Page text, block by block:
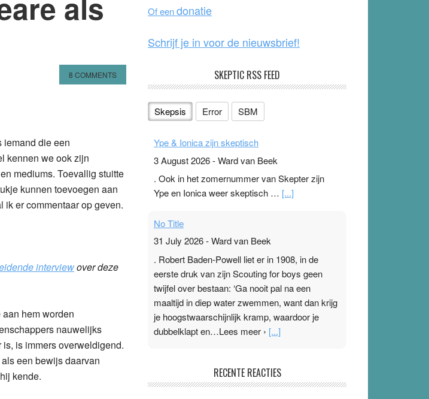
8 COMMENTS
iemand die een
kennen we ook zijn
mediums. Toevallig stuitte
kunnen toevoegen aan
ik er commentaar op geven.
interviewover deze
hem worden
nauwelijks
is immers overweldigend.
een bewijs daarvan
kende.
k
Of eendonatie
Schrijf je in voor de nieuwsbrief!
SKEPTIC RSS FEED
Skepsis Error SBM
Ype & Ionica zijn skeptisch
3 August 2026-Ward van Beek
. Ook in het zomernummer van Skepter zijn
Ype en Ionica weer skeptisch … [...]
No Title
31 July 2026-Ward van Beek
. Robert Baden-Powell liet er in 1908, in de
eerste druk van zijn Scouting for boys geen
twijfel over bestaan: ‘Ga nooit pal na een
maaltijd in diep water zwemmen, want dan krijg
je hoogstwaarschijnlijk kramp, waardoor je
dubbelklapt en…Lees meer › [...]
Ward van Beek
RECENTE REACTIES